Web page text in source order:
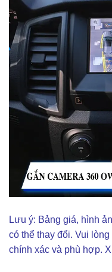
Lưu ý: Bảng giá, hình
có thể thay đổi. Vui
chính xác và phù hợp.